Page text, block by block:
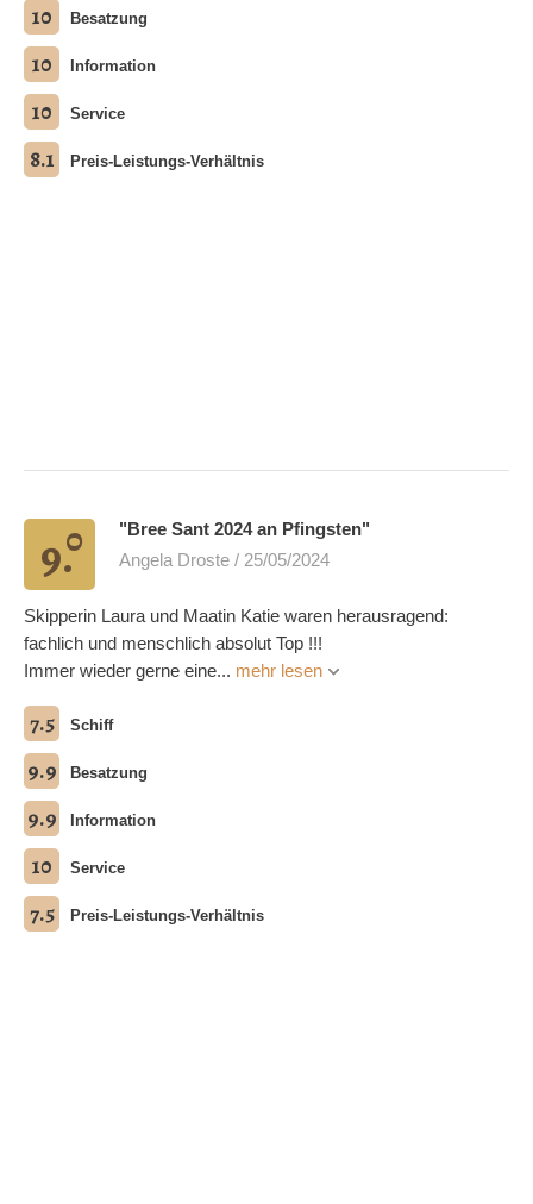
10 Besatzung
10 Information
10 Service
8.1 Preis-Leistungs-Verhältnis
9.0
"Bree Sant 2024 an Pfingsten"
Angela Droste / 25/05/2024
Skipperin Laura und Maatin Katie waren herausragend:
fachlich und menschlich absolut Top !!!
Immer wieder gerne eine... mehr lesen
7.5 Schiff
9.9 Besatzung
9.9 Information
10 Service
7.5 Preis-Leistungs-Verhältnis